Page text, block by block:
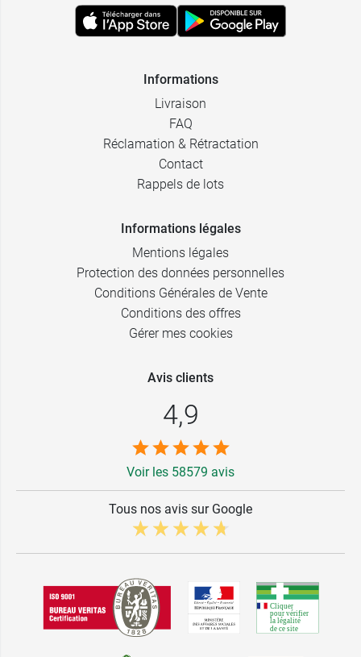
Informations
Livraison
FAQ
Réclamation & Rétractation
Contact
Rappels de lots
Informations légales
Mentions légales
Protection des données personnelles
Conditions Générales de Vente
Conditions des offres
Gérer mes cookies
Avis clients
4,9
Voir les 58579 avis
Tous nos avis sur Google